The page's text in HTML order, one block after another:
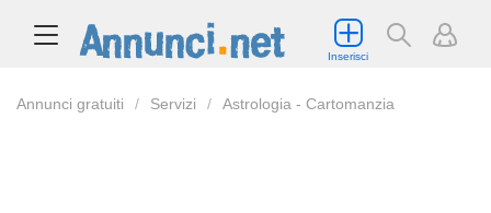
Inserisci
Annunci gratuiti Servizi Astrologia - Cartomanzia